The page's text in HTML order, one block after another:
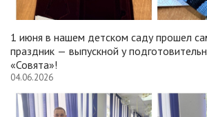
1 июня в нашем детском саду прошел
праздник — выпускной у
«Совята»!
04.06.2026